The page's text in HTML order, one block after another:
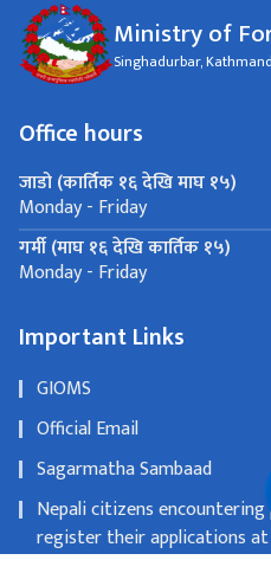
Ministry of
Singhadurbar, Kathmandu
Office hours
जाडो (कार्तिक १६ देखि माघ १५)
Monday - Friday
गर्मी (माघ १६ देखि कार्तिक १५)
Monday - Friday
Important Links
GIOMS
Official Email
Sagarmatha Sambaad
Nepali citizens
register their applications at
consulates